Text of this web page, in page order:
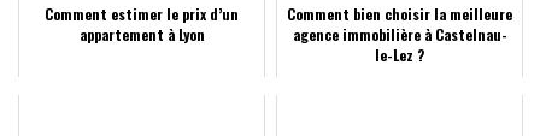
Comment estimer le prix d’un
appartement à Lyon
Comment bien choisir la meilleure
agence immobilière à Castelnau-
le-Lez ?